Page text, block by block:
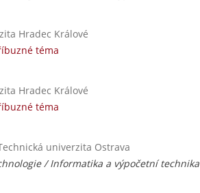
Hradec Králové
téma
Hradec Králové
téma
univerzita Ostrava
/ Informatika a výpočetní technika